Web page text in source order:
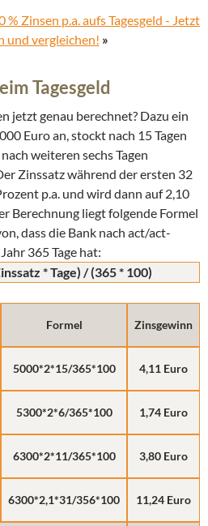
% Zinsen p.a. aufs Tagesgeld - Jetzt
und vergleichen! »
Tagesgeld
jetzt genau berechnet? Dazu ein
Euro an, stockt nach 15 Tagen
weiteren sechs Tagen
Zinssatz während der ersten 32
p.a. und wird dann auf 2,10
Berechnung liegt folgende Formel
dass die Bank nach act/act-
365 Tage hat:
* Tage) / (365 * 100)
Formel Zinsgewinn
5000*2*15/365*100 4,11 Euro
5300*2*6/365*100 1,74 Euro
6300*2*11/365*100 3,80 Euro
6300*2,1*31/356*100 11,24 Euro